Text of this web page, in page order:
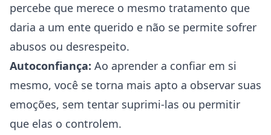
percebe que merece o mesmo tratamento que
daria a um ente querido e não se permite sofrer
abusos ou desrespeito.
Autoconfiança: Ao aprender a confiar em si
mesmo, você se torna mais apto a observar suas
emoções, sem tentar suprimi-las ou permitir
que elas o controlem.